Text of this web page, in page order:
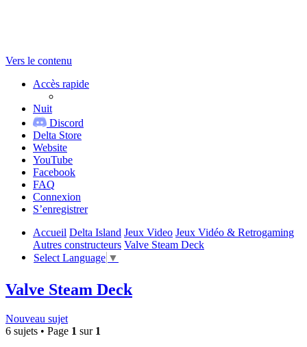
Vers le contenu
Accès rapide
Nuit
Discord
Delta Store
Website
YouTube
Facebook
FAQ
Connexion
S’enregistrer
Accueil Delta Island Jeux Video Jeux Vidéo & Retrogaming
Autres constructeurs Valve Steam Deck
Select Language ▼
Valve Steam Deck
Nouveau sujet
6 sujets • Page 1 sur 1